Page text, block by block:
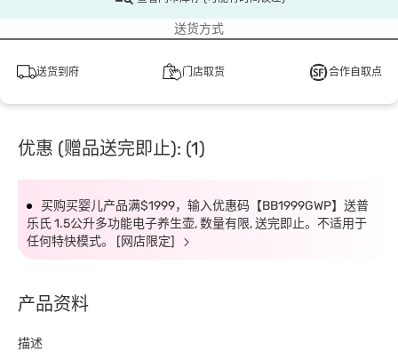
送货方式
送货到府 门店取货 合作自取点
优惠 (赠品送完即止): (1)
买购买婴儿产品满$1999，输入优惠码【BB1999GWP】送普
乐氏 1.5公升多功能电子养生壶, 数量有限, 送完即止。不适用于
任何特快模式。 [网店限定]
产品资料
描述